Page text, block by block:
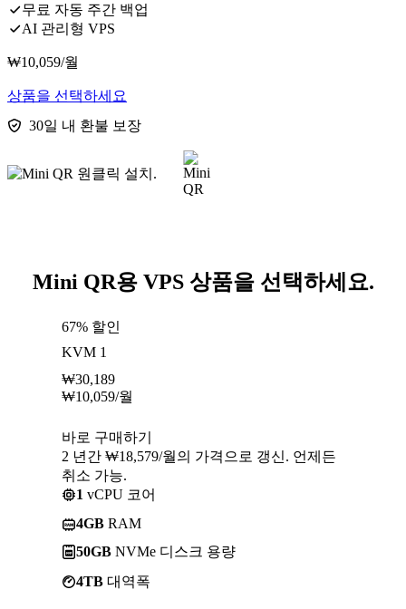
무료 자동 주간 백업
AI 관리형 VPS
₩10,059/월
상품을 선택하세요
30일 내 환불 보장
Mini QR용 VPS 상품을 선택하세요.
67% 할인
KVM 1
₩30,189
₩10,059/월
바로 구매하기
2 년간 ₩18,579/월의 가격으로 갱신. 언제든
취소 가능.
1 vCPU 코어
4GB RAM
50GB NVMe 디스크 용량
4TB 대역폭